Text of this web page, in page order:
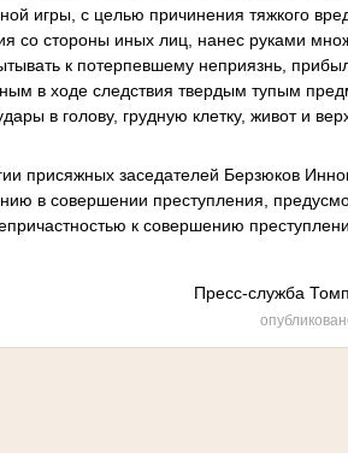
игры, с целью причинения тяжкого
со стороны иных лиц, нанес руками
к потерпевшему неприязнь,
в ходе следствия твердым тупым
в голову, грудную клетку, живот и
присяжных заседателей Берзюков
в совершении преступления,
к совершению
Пресс-служба